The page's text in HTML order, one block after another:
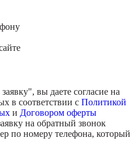
", вы даете согласие на
в соответствии с Политикой
и Договором оферты
на обратный звонок
по номеру телефона, который